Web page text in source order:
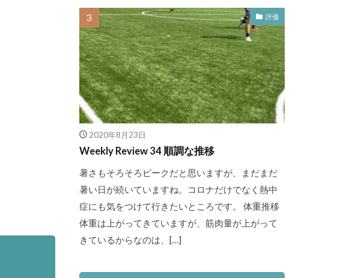
評価
2020年8月23日
Weekly Review 34 順調な推移
暑さもそろそろピークだと思いますが、まだまだ
暑い日が続いていますね。コロナだけでなく熱中
症にも気をつけて行きたいところです。 体重推移
体重は上がってきていますが、筋肉量が上がって
きているからなのは、[…]